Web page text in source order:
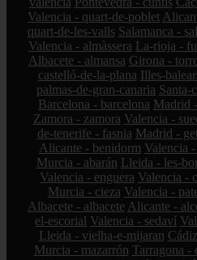
Valencia - quart-de-poblet
quart-de-les-valls Salamanca -
Valencia - almàssera La-rioja -
Albacete - almansa Girona -
castelló-de-la-plana Illes-
palmas-de-gran-canaria Santa-
Barcelona - barcelona Madrid
Zamora - zamora Valencia -
de-tenerife - fasnia Madrid -
Alicante - benidorm Valencia
Murcia - abarán Lleida - les-
Valencia - enguera Valencia -
Murcia - cieza Valencia -
Albacete - albacete Alicante -
el-escorial Valencia - sedaví
Lleida - vielha-e-mijaran
Murcia - mazarrón Tarragona -